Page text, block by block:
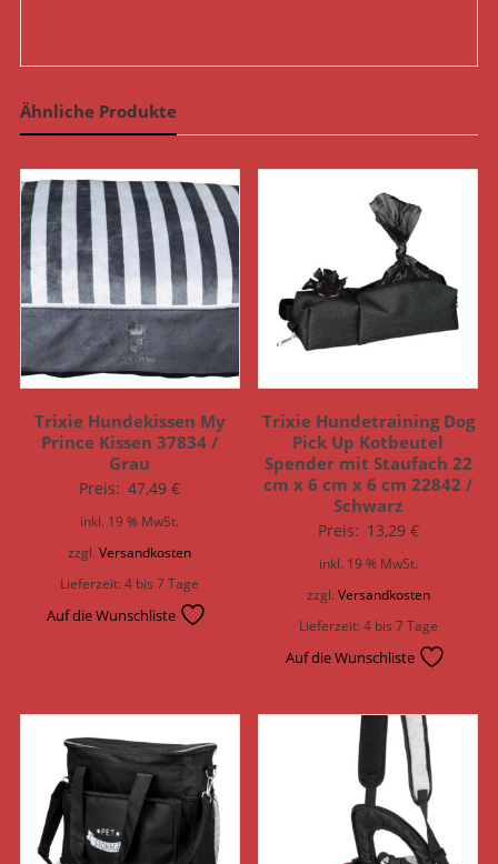
Ähnliche Produkte
Trixie Hundekissen My
Prince Kissen 37834 /
Grau
Preis: 47,49€
inkl. 19 % MwSt.
zzgl.Versandkosten
Lieferzeit:4 bis 7 Tage
Auf die Wunschliste
Trixie Hundetraining Dog
Pick Up Kotbeutel
Spender mit Staufach 22
cm x 6 cm x 6 cm 22842 /
Schwarz
Preis: 13,29 €
inkl. 19 % MwSt.
zzgl. Versandkosten
Lieferzeit:4 bis 7 Tage
Auf die Wunschliste